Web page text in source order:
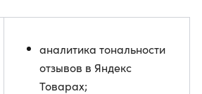
аналитика тональности
отзывов в Яндекс
Товарах;